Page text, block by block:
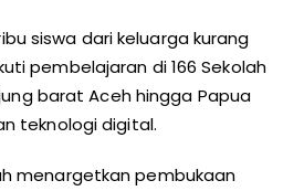
siswa dari keluarga kurang
pembelajaran di 166 Sekolah
barat Aceh hingga Papua
teknologi digital.
menargetkan pembukaan